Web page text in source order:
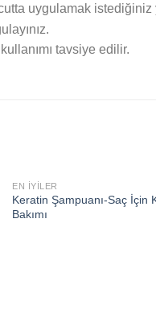
uygulamak istediğiniz
tavsiye edilir.
EN İYILER
Keratin Şampuanı-Saç İçin
Bakımı